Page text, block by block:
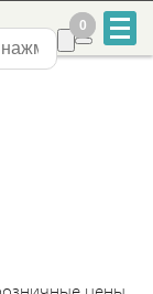
0
0